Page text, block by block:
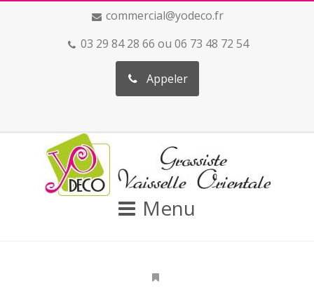
commercial@yodeco.fr
03 29 84 28 66 ou 06 73 48 72 54
Appeler
Menu